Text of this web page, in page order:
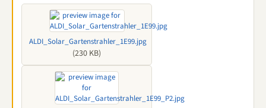
ALDI_Solar_Gartenstrahler_1E99.jpg
(230 KB)